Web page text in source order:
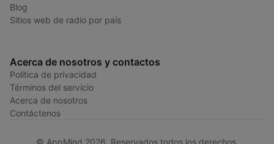
Blog
Sitios web de radio por país
Acerca de nosotros y contactos
Política de privacidad
Términos del servicio
Acerca de nosotros
Contáctenos
© AppMind 2026. Reservados todos los derechos.